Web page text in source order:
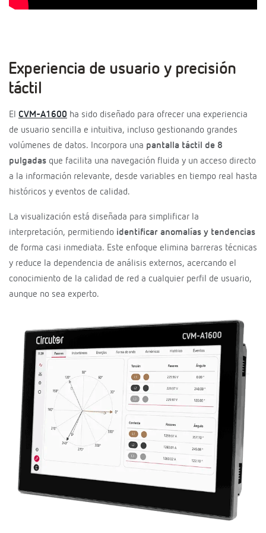
Experiencia de usuario y precisión
táctil
El CVM-A1600 ha sido diseñado para ofrecer una experiencia
de usuario sencilla e intuitiva, incluso gestionando grandes
volúmenes de datos. Incorpora una pantalla táctil de 8
pulgadas que facilita una navegación fluida y un acceso directo
a la información relevante, desde variables en tiempo real hasta
históricos y eventos de calidad.
La visualización está diseñada para simplificar la
interpretación, permitiendo identificar anomalías y tendencias
de forma casi inmediata. Este enfoque elimina barreras técnicas
y reduce la dependencia de análisis externos, acercando el
conocimiento de la calidad de red a cualquier perfil de usuario,
aunque no sea experto.